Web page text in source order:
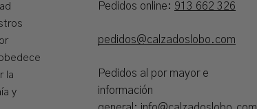
la
y
Pedidos online: 913 662 326
pedidos@calzadoslobo.com
Pedidos al por mayor e
información